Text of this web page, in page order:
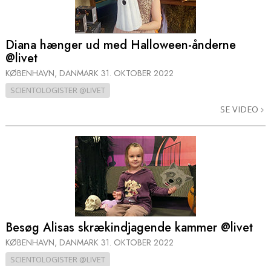
Diana hænger ud med Halloween-ånderne
@livet
KØBENHAVN, DANMARK 31. OKTOBER 2022
SCIENTOLOGISTER @LIVET
SE VIDEO
Besøg Alisas skrækindjagende kammer @livet
KØBENHAVN, DANMARK 31. OKTOBER 2022
SCIENTOLOGISTER @LIVET